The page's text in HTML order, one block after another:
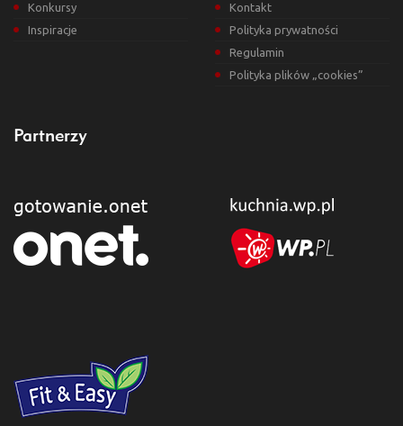
Konkursy
Inspiracje
Kontakt
Polityka prywatności
Regulamin
Polityka plików „cookies”
Partnerzy